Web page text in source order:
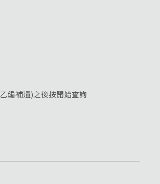
編補遺)之後按開始查詢